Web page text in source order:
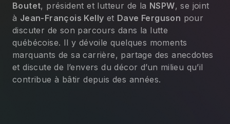
Boutet, président et lutteur de la NSPW, se joint
à Jean-François Kelly et Dave Ferguson pour
discuter de son parcours dans la lutte
québécoise. Il y dévoile quelques moments
marquants de sa carrière, partage des anecdotes
et discute de l’envers du décor d’un milieu qu’il
contribue à bâtir depuis des années.